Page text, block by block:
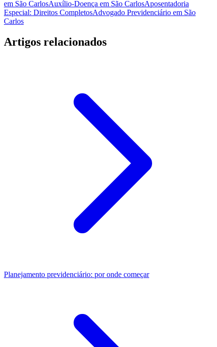
em São CarlosAuxílio-Doença em São CarlosAposentadoria
Especial: Direitos CompletosAdvogado Previdenciário em São
Carlos
Artigos relacionados
Planejamento previdenciário: por onde começar